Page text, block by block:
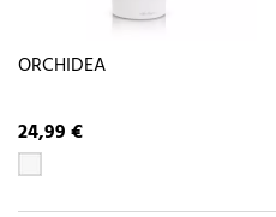
ORCHIDEA
24,99 €